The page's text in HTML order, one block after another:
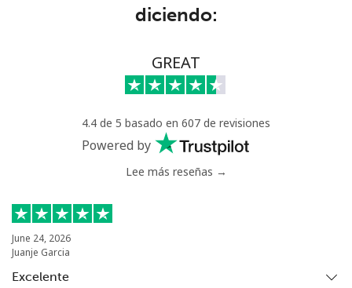
diciendo:
GREAT
4.4 de 5 basado en 607 de revisiones
Powered by
Lee más reseñas →
June 24, 2026
Juanje Garcia
Excelente